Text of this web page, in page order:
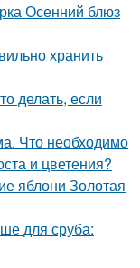
Осенний блюз
хранить
делать, если
Что необходимо
и цветения?
яблони Золотая
для сруба: